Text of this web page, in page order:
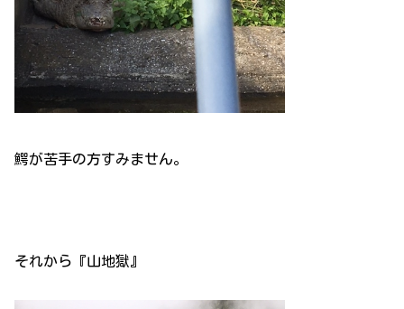
鰐が苦手の方すみません。
それから『山地獄』